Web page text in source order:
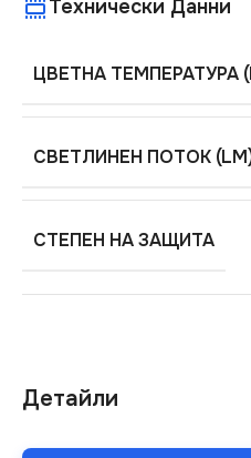
Детайли
Технически Данни
ЦВЕТНА ТЕМПЕРАТУРА
СВЕТЛИНЕН ПОТОК
СТЕПЕН НА ЗАЩИТА